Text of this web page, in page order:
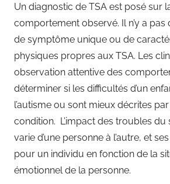
Un diagnostic de TSA est posé sur
comportement observé. Il n’y a pas
de symptôme unique ou de
physiques propres aux TSA. Les
observation attentive des
déterminer si les difficultés d’un
l’autisme ou sont mieux décrites
condition. L’impact des troubles
varie d’une personne à l’autre, et
pour un individu en fonction de la
émotionnel de la personne.